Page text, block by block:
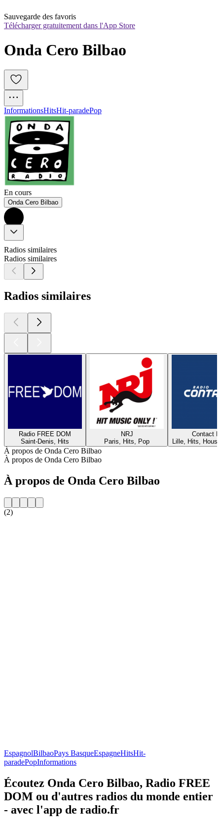
Sauvegarde des favoris
Télécharger gratuitement dans l'App Store
Onda Cero Bilbao
InformationsHitsHit-paradePop
En cours
Onda Cero Bilbao
Radios similaires
Radios similaires
Radios similaires
Radio FREE DOM
Saint-Denis, Hits
NRJ
Paris, Hits, Pop
Contact
Lille, Hits,
À propos de Onda Cero Bilbao
À propos de Onda Cero Bilbao
À propos de Onda Cero Bilbao
(2)
EspagnolBilbaoPays BasqueEspagneHitsHit-
paradePopInformations
Écoutez Onda Cero Bilbao, Radio FREE
DOM ou d'autres radios du monde entier
- avec l'app de radio.fr